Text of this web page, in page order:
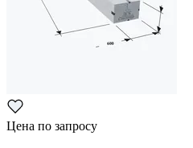
Цена по запросу